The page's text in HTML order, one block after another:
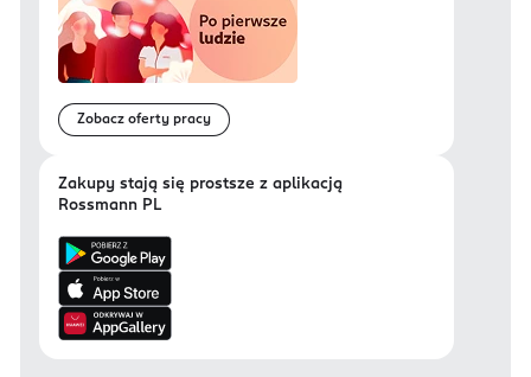
Zobacz oferty pracy
Zakupy stają się prostsze z aplikacją
Rossmann PL